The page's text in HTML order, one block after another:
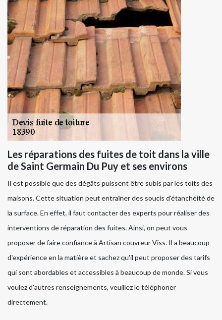
Les réparations des fuites de toit dans la ville
de Saint Germain Du Puy et ses environs
Il est possible que des dégâts puissent être subis par les toits des
maisons. Cette situation peut entraîner des soucis d'étanchéité de
la surface. En effet, il faut contacter des experts pour réaliser des
interventions de réparation des fuites. Ainsi, on peut vous
proposer de faire confiance à Artisan couvreur Viss. Il a beaucoup
d'expérience en la matière et sachez qu'il peut proposer des tarifs
qui sont abordables et accessibles à beaucoup de monde. Si vous
voulez d'autres renseignements, veuillez le téléphoner
directement.